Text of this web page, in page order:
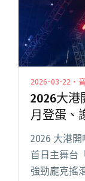
2026-03-22・
2026大港
月登蛋、
2026 大港開
首日主舞台
強勁龐克搖